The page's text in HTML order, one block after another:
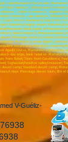
souk;Marrakech Excursions
Tours morocco , biking tours in
, hotels in morocco , imperial
morocco , spa morocco, Tafraout
; Coach Hire in marrakech; Coach Hire
transfers;Tangier airport
hotel, hotels of
beach morocco, Moroccan beach,
Merzouga morocco, morocco
Marrakech, week Agadir,
excursions, Marrakech
Agadir cruise, Marrakech
day trips, book hotel in Marrakech,
from Rabat; Tours from Casablanca;
Taghazout;Paradise valley;Imouzzer;
desert camp; Standard desert camp;
days Merzouga desert tours; Bin el
V-Guéliz-